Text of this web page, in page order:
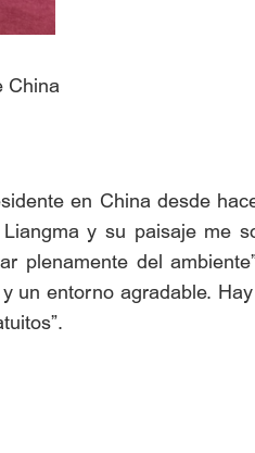
China
en China desde
y su paisaje me
plenamente del
un entorno agradable.